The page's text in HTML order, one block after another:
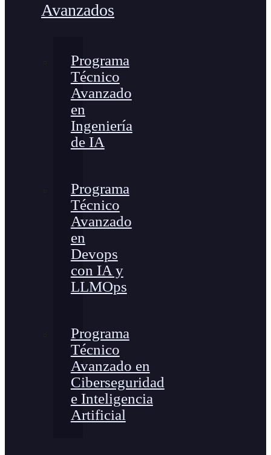
Avanzados
Programa
Técnico
Avanzado
en
Ingeniería
de IA
Programa
Técnico
Avanzado
en
Devops
con IA y
LLMOps
Programa
Técnico
Avanzado en
Ciberseguridad
e Inteligencia
Artificial